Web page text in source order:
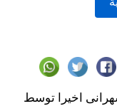
اخیرا توسط